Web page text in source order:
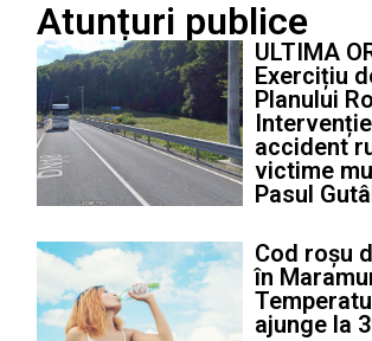
Atunțuri publice
ULTIMA
Exercițiu
Planului
accident
victime
Pasul
Cod roșu
în
ajunge la